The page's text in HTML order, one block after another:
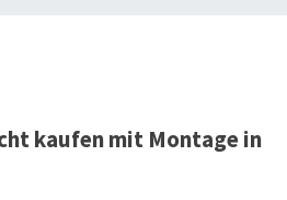
kaufen mit Montage in